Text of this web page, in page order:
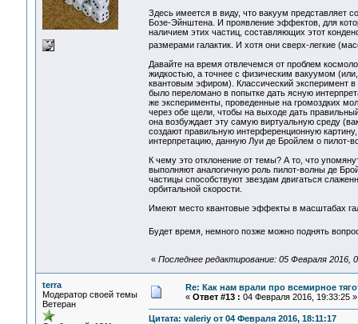
Здесь имеется в виду, что вакуум представляет
Бозе-Эйнштена. И проявление эффектов, для
наличием этих частиц, составляющих этот
размерами галактик. И хотя они сверх-легкие
Давайте на время отвлечемся от проблем
жидкостью, а точнее с физическим вакуумом
квантовым эфиром). Классический эксперимент
было переломано в попытке дать ясную
же эксперименты, проведенные на громоздких
через обе щели, чтобы на выходе дать
она возбуждает эту самую виртуальную среду
создают правильную интерференционную
интерпретацию, данную Луи де Бройлем о пилот-
К чему это отклонение от темы? А то, что
выполняют аналогичную роль пилот-волны де
частицы способствуют звездам двигаться
орбитальной скорости.
Имеют место квантовые эффекты в масштабах
Будет время, немного позже можно поднять
« Последнее редактирование: 05 Февраля 2016,
terra
Модератор своей темы
Ветеран
Re: Как нам врали про всемирное
« Ответ #13 : 04 Февраля 2016, 19:33:25 »
Цитата: valeriy от 04 Февраля 2016, 18:11:17